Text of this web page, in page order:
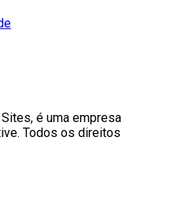
é uma empresa
Todos os direitos